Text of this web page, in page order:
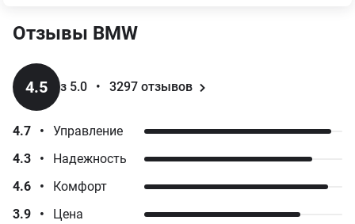
Отзывы BMW
4.5 з 5.0 • 3297 отзывов
4.7 •
Управление
4.3
•
Надежность
4.6
•
Комфорт
3.9
•
Цена